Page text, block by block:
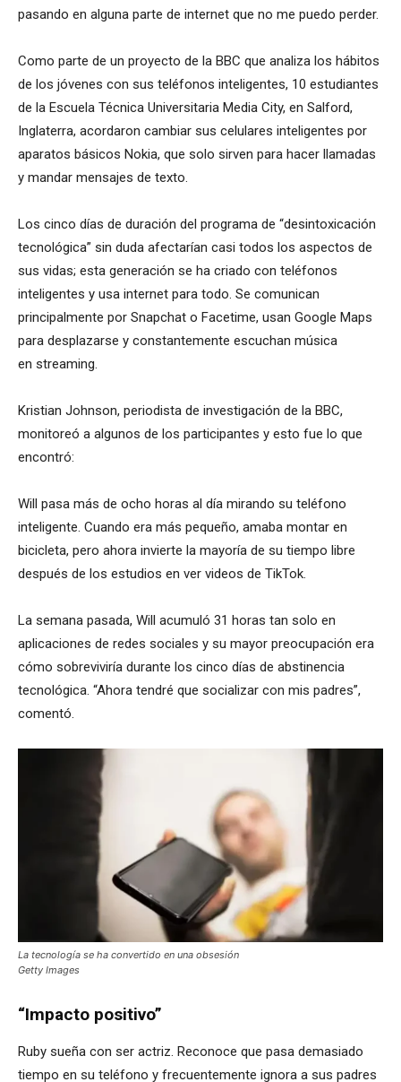
pasando en alguna parte de internet que no me puedo perder.
Como parte de un proyecto de la BBC que analiza los hábitos
de los jóvenes con sus teléfonos inteligentes, 10 estudiantes
de la Escuela Técnica Universitaria Media City, en Salford,
Inglaterra, acordaron cambiar sus celulares inteligentes por
aparatos básicos Nokia, que solo sirven para hacer llamadas
y mandar mensajes de texto.
Los cinco días de duración del programa de “desintoxicación
tecnológica” sin duda afectarían casi todos los aspectos de
sus vidas; esta generación se ha criado con teléfonos
inteligentes y usa internet para todo. Se comunican
principalmente por Snapchat o Facetime, usan Google Maps
para desplazarse y constantemente escuchan música
en streaming.
Kristian Johnson, periodista de investigación de la BBC,
monitoreó a algunos de los participantes y esto fue lo que
encontró:
Will pasa más de ocho horas al día mirando su teléfono
inteligente. Cuando era más pequeño, amaba montar en
bicicleta, pero ahora invierte la mayoría de su tiempo libre
después de los estudios en ver videos de TikTok.
La semana pasada, Will acumuló 31 horas tan solo en
aplicaciones de redes sociales y su mayor preocupación era
cómo sobreviviría durante los cinco días de abstinencia
tecnológica. “Ahora tendré que socializar con mis padres”,
comentó.
La tecnología se ha convertido en una obsesión
Getty Images
“Impacto positivo”
Ruby sueña con ser actriz. Reconoce que pasa demasiado
tiempo en su teléfono y frecuentemente ignora a sus padres